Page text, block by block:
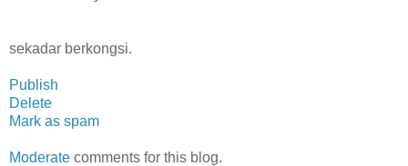
sekadar berkongsi.
Publish
Delete
Mark as spam
Moderate comments for this blog.